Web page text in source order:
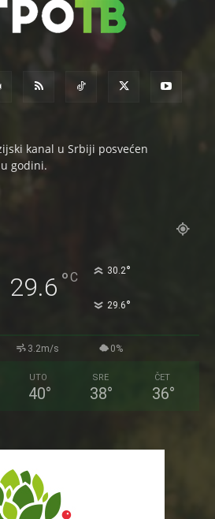
kanal u Srbiji posvećen
godini.
29.6 °C 30.2°
29.6°
3.2m/s 0%
UTO
40°
SRE
38°
ČET
36°